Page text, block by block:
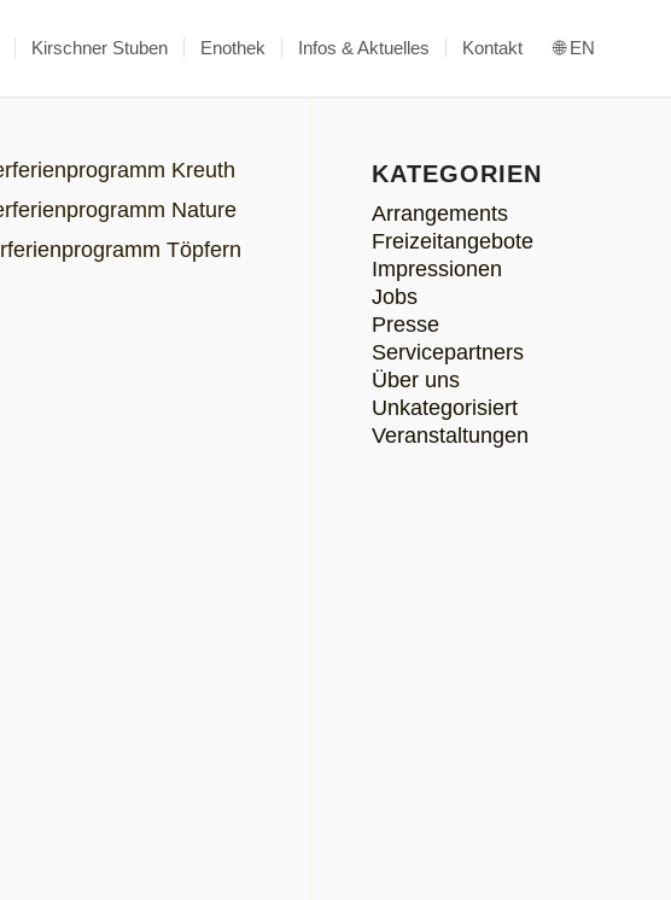
Kirschner Stuben Enothek Infos & Aktuelles Kontakt 🌐 EN
KATEGORIEN
Arrangements
Freizeitangebote
Impressionen
Jobs
Presse
Servicepartners
Über uns
Unkategorisiert
Veranstaltungen